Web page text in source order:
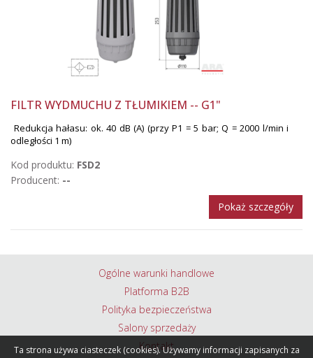
FILTR WYDMUCHU Z TŁUMIKIEM -- G1"
Redukcja hałasu: ok. 40 dB (A) (przy P1 = 5 bar; Q = 2000 l/min i
odległości 1 m)
Kod produktu: FSD2
Producent: --
Pokaż szczegóły
Ogólne warunki handlowe
Platforma B2B
Polityka bezpieczeństwa
Salony sprzedaży
Kontakt
Ta strona używa ciasteczek (cookies). Używamy informacji zapisanych za